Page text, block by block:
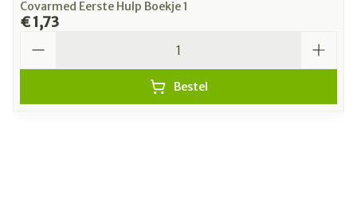
Covarmed Eerste Hulp Boekje 1
€ 1,73
Bestel